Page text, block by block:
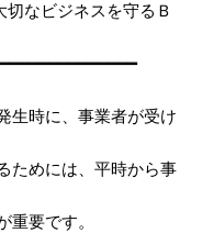
ビジネスを守るＢ
に、事業者が受け
めには、平時から事
要です。